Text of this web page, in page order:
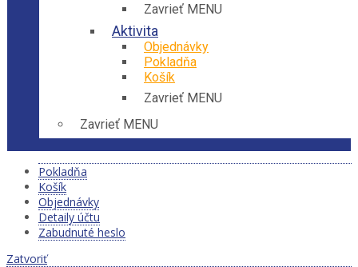
Zavrieť MENU
Aktivita
Objednávky
Pokladňa
Košík
Zavrieť MENU
Zavrieť MENU
Pokladňa
Košík
Objednávky
Detaily účtu
Zabudnuté heslo
Zatvoriť